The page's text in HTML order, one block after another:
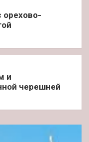
орехово-
и
черешней